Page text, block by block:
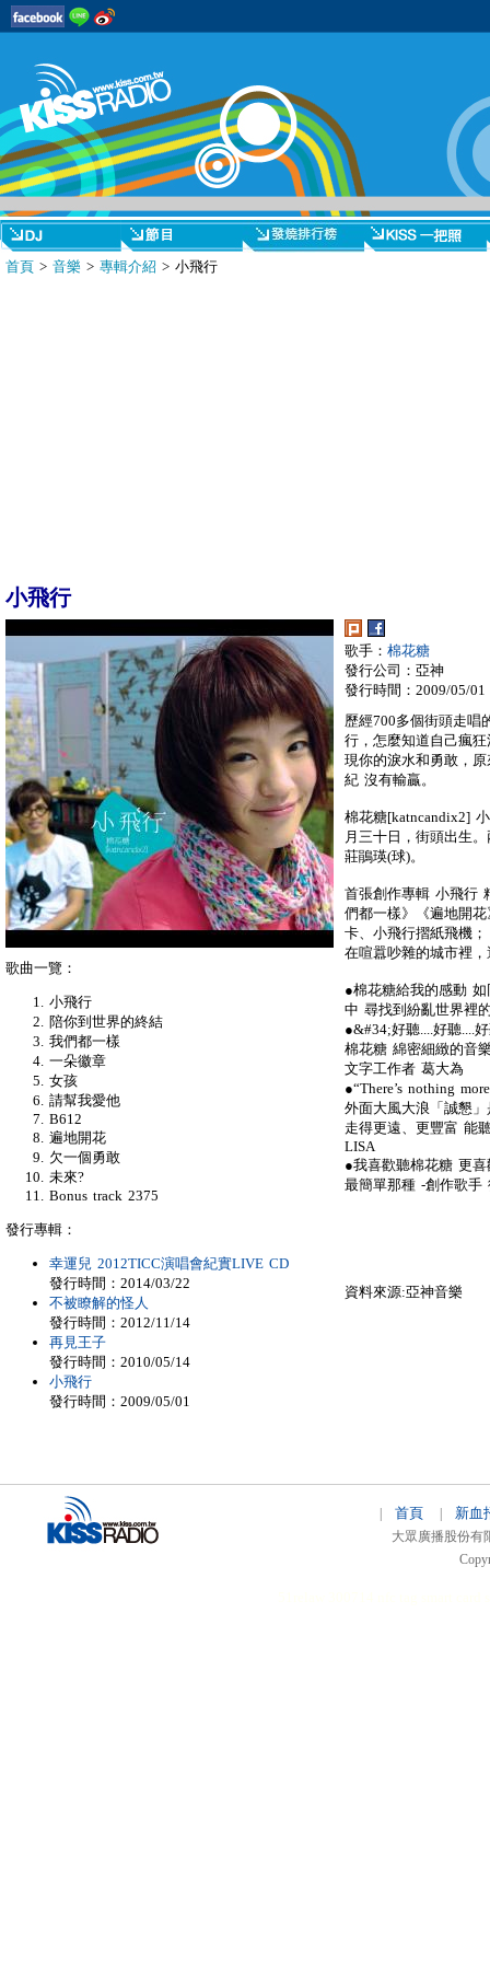
首頁 > 音樂 > 專輯介紹 > 小飛行
小飛行
歌手： 棉花糖
發行公司：亞神
發行時間：2009/05/01
歷經700多個街頭走唱
行，怎麼知道自己瘋
現你的淚水和勇敢，
紀 沒有輸贏。
棉花糖[katncandix2]
月三十日，街頭出生
莊鵑瑛(球)。
首張創作專輯 小飛行
們都一樣》《遍地開
卡、小飛行摺紙飛機
在喧囂吵雜的城市裡
●棉花糖給我的感動
中 尋找到紛亂世界裡
●&#34;好聽....好聽....
棉花糖 綿密細緻的音
文字工作者 葛大為
●“There’s nothing
外面大風大浪「誠懇
走得更遠、更豐富 能
LISA
●我喜歡聽棉花糖 更
最簡單那種 -創作歌手
資料來源:亞神音樂
歌曲一覽：
小飛行
陪你到世界的終結
我們都一樣
一朵徽章
女孩
請幫我愛他
B612
遍地開花
欠一個勇敢
未來?
Bonus track 2375
發行專輯：
幸運兒 2012TICC演唱會紀實LIVE CD
發行時間：2014/03/22
不被瞭解的怪人
發行時間：2012/11/14
再見王子
發行時間：2010/05/14
小飛行
發行時間：2009/05/01
首頁 新血
大眾廣播股份有